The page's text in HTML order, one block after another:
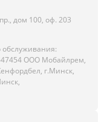
дом 100, оф. 203
обслуживания:
ООО Мобайлрем,
г.Минск,